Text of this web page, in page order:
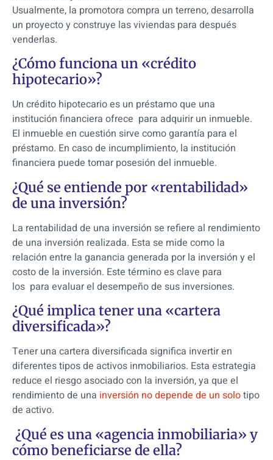
Usualmente, la promotora compra un terreno, desarrolla
un proyecto y construye las viviendas para después
venderlas.
¿Cómo funciona un «crédito
hipotecario»?
Un crédito hipotecario es un préstamo que una
institución financiera ofrece para adquirir un inmueble.
El inmueble en cuestión sirve como garantía para el
préstamo. En caso de incumplimiento, la institución
financiera puede tomar posesión del inmueble.
¿Qué se entiende por «rentabilidad»
de una inversión?
La rentabilidad de una inversión se refiere al rendimiento
de una inversión realizada. Esta se mide como la
relación entre la ganancia generada por la inversión y el
costo de la inversión. Este término es clave para
los para evaluar el desempeño de sus inversiones.
¿Qué implica tener una «cartera
diversificada»?
Tener una cartera diversificada significa invertir en
diferentes tipos de activos inmobiliarios. Esta estrategia
reduce el riesgo asociado con la inversión, ya que el
rendimiento de una inversión no depende de un solotipo
de activo.
¿Qué es una «agencia inmobiliaria» y
cómo beneficiarse de ella?